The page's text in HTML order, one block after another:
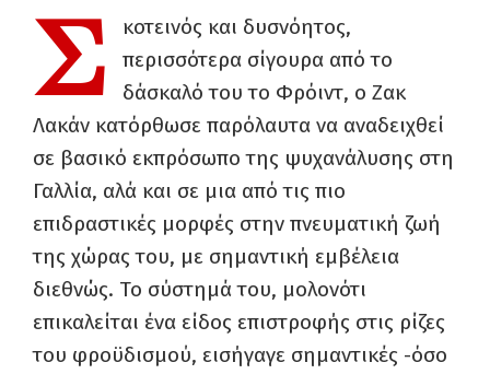
Σ
κοτεινός και δυσνόητος,
περισσότερα σίγουρα από το
δάσκαλό του το Φρόιντ, ο Ζακ
Λακάν κατόρθωσε παρόλαυτα να αναδειχθεί
σε βασικό εκπρόσωπο της ψυχανάλυσης στη
Γαλλία, αλά και σε μια από τις πιο
επιδραστικές μορφές στην πνευματική ζωή
της χώρας του, με σημαντική εμβέλεια
διεθνώς. Το σύστημά του, μολονότι
επικαλείται ένα είδος επιστροφής στις ρίζες
του φροϋδισμού, εισήγαγε σημαντικές -όσο